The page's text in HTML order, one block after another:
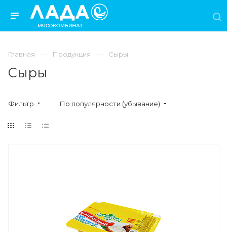
Главная Продукция Сыры
Сыры
Фильтр По популярности (убывание)